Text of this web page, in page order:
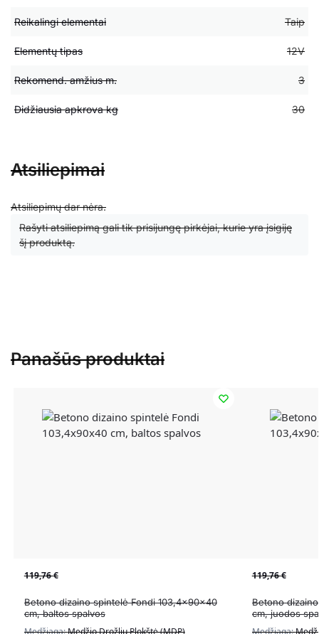
Reikalingi elementai Taip
Elementų tipas 12V
Rekomend. amžius m. 3
Didžiausia apkrova kg 30
Atsiliepimai
Atsiliepimų dar nėra.
Rašyti atsiliepimą gali tik prisijungę pirkėjai, kurie yra įsigiję
šį produktą.
Panašūs produktai
119,76€
Betono dizaino spintelė Fondi 103,4x90x40
cm, baltos spalvos
Medžiaga:Medžio Drožlių Plokštė (MDP)
119,76€
Betono
cm, juodos
Medžiaga: